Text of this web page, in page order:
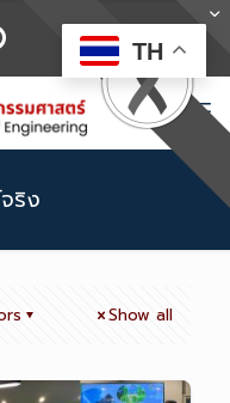
ริง
Show all
TH